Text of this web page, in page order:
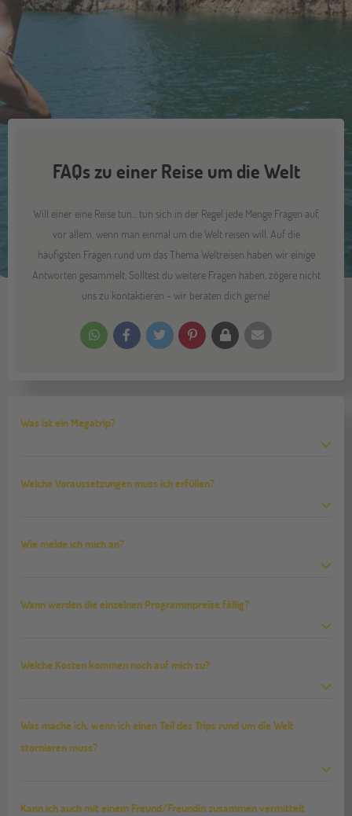
FAQs zu einer Reise um die Welt
Will einer eine Reise tun... tun sich in der Regel jede Menge Fragen auf,
vor allem, wenn man einmal um die Welt reisen will. Auf die
häufigsten Fragen rund um das Thema Weltreisen haben wir einige
Antworten gesammelt. Solltest du weitere Fragen haben, zögere nicht
uns zu kontaktieren - wir beraten dich gerne!
Was ist ein Megatrip?
Welche Voraussetzungen muss ich erfüllen?
Wie melde ich mich an?
Wann werden die einzelnen Programmpreise fällig?
Welche Kosten kommen noch auf mich zu?
Was mache ich, wenn ich einen Teil des Trips rund um die Welt
stornieren muss?
Kann ich auch mit einem Freund/Freundin zusammen vermittelt